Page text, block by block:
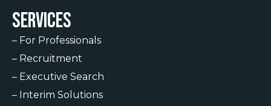
Services
– For Professionals
– Recruitment
– Executive Search
– Interim Solutions